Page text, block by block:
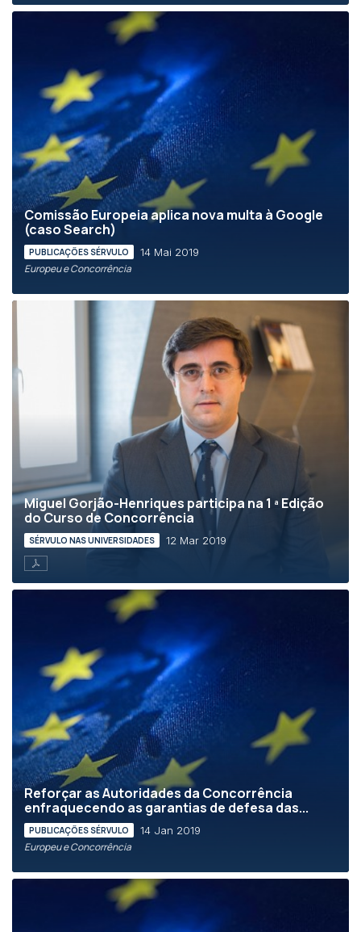
Comissão Europeia aplica nova multa à Google
(caso Search)
PUBLICAÇÕES SÉRVULO 14 Mai 2019
Europeu e Concorrência
Miguel Gorjão-Henriques participa na 1 ª Edição
do Curso de Concorrência
SÉRVULO NAS UNIVERSIDADES 12 Mar 2019
Reforçar as Autoridades da Concorrência
enfraquecendo as garantias de defesa das...
PUBLICAÇÕES SÉRVULO 14 Jan 2019
Europeu e Concorrência